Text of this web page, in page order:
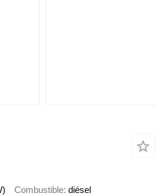
Combustible diésel